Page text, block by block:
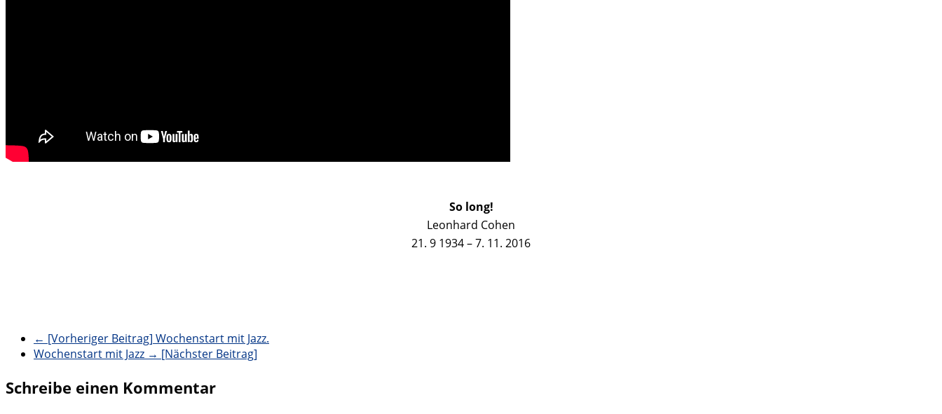
So long!
Leonhard Cohen
21. 9 1934 – 7. 11. 2016
← [Vorheriger Beitrag] Wochenstart mit Jazz.
Wochenstart mit Jazz → [Nächster Beitrag]
Schreibe einen Kommentar